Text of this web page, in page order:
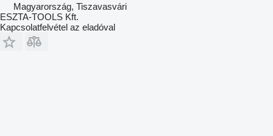
Magyarország, Tiszavasvári
ESZTA-TOOLS Kft.
Kapcsolatfelvétel az eladóval